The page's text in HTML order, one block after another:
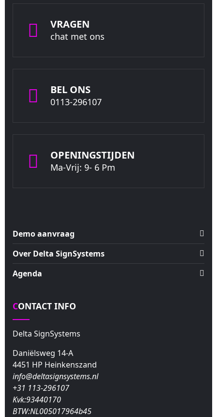
VRAGEN
chat met ons
BEL ONS
0113-296107
OPENINGSTIJDEN
Ma-Vrij: 9- 6 Pm
Demo aanvraag
Over Delta SignSystems
Agenda
CONTACT INFO
Delta SignSystems
Daniëlsweg 14-A
4451 HP Heinkenszand
info@deltasignsystems.nl
+31 113-296107
Kvk:93440170
BTW:NL005017964b45